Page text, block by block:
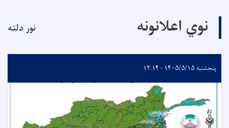
نوي اعلانونه نور دلته
پنجشنبه ۱۴۰۵/۵/۱۵ - ۱۲:۱۴